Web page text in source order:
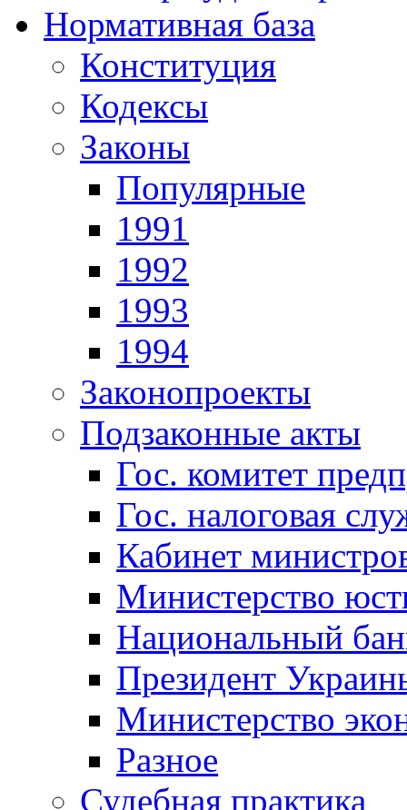
Нормативная база
Конституция
Кодексы
Законы
Популярные
1991
1992
1993
1994
Законопроекты
Подзаконные акты
Гос. комитет
Гос. налоговая
Кабинет
Министерство
Национальный
Президент
Министерство
Разное
Судебная практика